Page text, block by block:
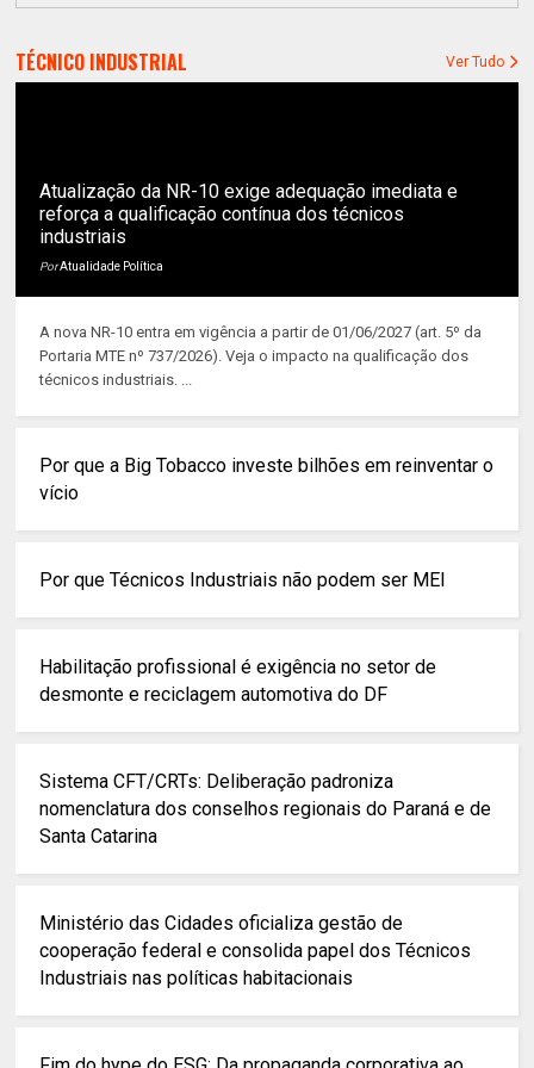
TÉCNICO INDUSTRIAL Ver Tudo
Atualização da NR-10 exige adequação imediata e
reforça a qualificação contínua dos técnicos
industriais
PorAtualidade Política
A nova NR-10 entra em vigência a partir de 01/06/2027 (art. 5º da
Portaria MTE nº 737/2026). Veja o impacto na qualificação dos
técnicos industriais. ...
Por que a Big Tobacco investe bilhões em reinventar o
vício
Por que Técnicos Industriais não podem ser MEI
Habilitação profissional é exigência no setor de
desmonte e reciclagem automotiva do DF
Sistema CFT/CRTs: Deliberação padroniza
nomenclatura dos conselhos regionais do Paraná e de
Santa Catarina
Ministério das Cidades oficializa gestão de
cooperação federal e consolida papel dos Técnicos
Industriais nas políticas habitacionais